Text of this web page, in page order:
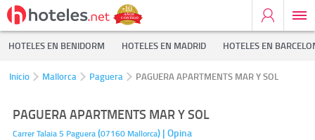
HOTELES EN BENIDORM HOTELES EN MADRID HOTELES EN
Inicio Mallorca Paguera PAGUERA APARTMENTS MAR Y SOL
PAGUERA APARTMENTS MAR Y SOL
Carrer Talaia 5 Paguera(07160 Mallorca) | Opina